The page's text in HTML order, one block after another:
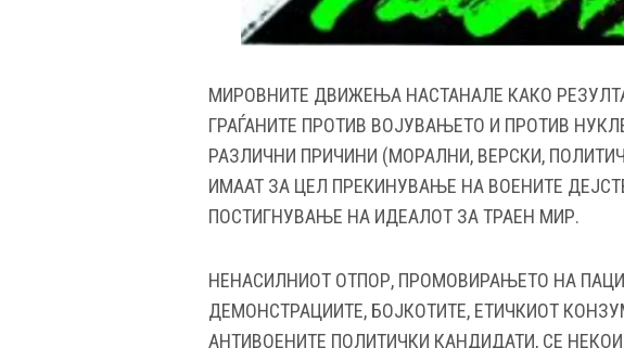
МИРОВНИТЕ ДВИЖЕЊА НАСТАНАЛЕ КАКО
ГРАЃАНИТЕ ПРОТИВ ВОЈУВАЊЕТО И ПРОТИВ
РАЗЛИЧНИ ПРИЧИНИ (МОРАЛНИ, ВЕРСКИ,
ИМААТ ЗА ЦЕЛ ПРЕКИНУВАЊЕ НА ВОЕНИТЕ
ПОСТИГНУВАЊЕ НА ИДЕАЛОТ ЗА ТРАЕН МИР.
НЕНАСИЛНИОТ ОТПОР, ПРОМОВИРАЊЕТО НА
ДЕМОНСТРАЦИИТЕ, БОЈКОТИТЕ, ЕТИЧКИОТ
АНТИВОЕНИТЕ ПОЛИТИЧКИ КАНДИДАТИ, СЕ